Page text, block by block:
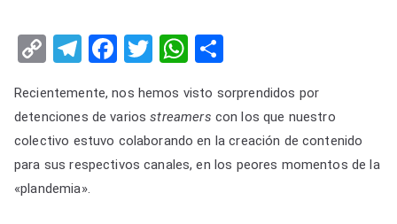
al
odio
amenazas,
¿por
un
puñado
C
p
y
Li
n
T
e
gr
a
m
F
c
e
b
T
tt
er
W
at
s
A
ar
e
Recientemente, nos hemos visto sorprendidos por
detenciones de variosstreamers con los que nuestro
colectivo estuvo colaborando en la creación de contenido
para sus respectivos canales, en los peores momentos de la
«plandemia».